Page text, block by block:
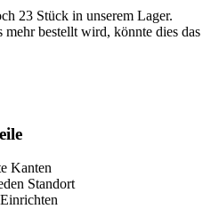
23 Stück in unserem Lager.
bestellt wird, könnte dies das
Kanten
Standort